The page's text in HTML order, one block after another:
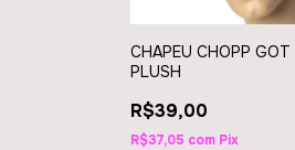
CHAPEU CHOPP GOT
PLUSH
R$39,00
R$37,05 com Pix